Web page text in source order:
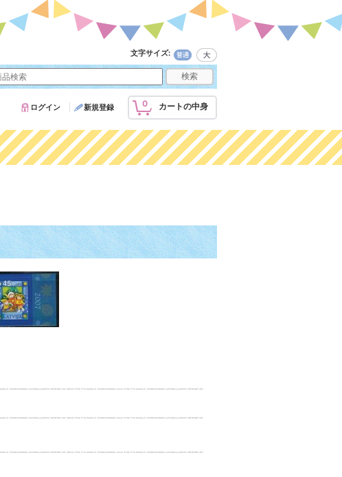
文字サイズ:
0 カートの中身
ログイン 新規登録